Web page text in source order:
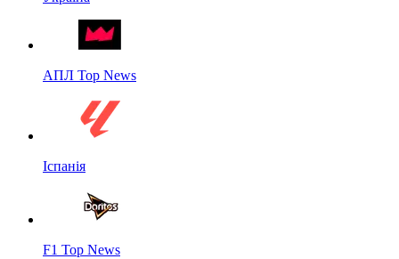
АПЛ Top News
Іспанія
F1 Top News